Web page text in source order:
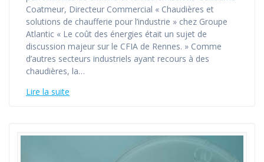
Coatmeur, Directeur Commercial « Chaudières et
solutions de chaufferie pour l’industrie » chez Groupe
Atlantic « Le coût des énergies était un sujet de
discussion majeur sur le CFIA de Rennes. » Comme
d’autres secteurs industriels ayant recours à des
chaudières, la…
Lire la suite